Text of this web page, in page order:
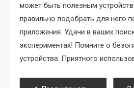
может быть полезным
правильно подобрать для него
приложения. Удачи в ваших
экспериментах! Помните о
устройства. Приятного